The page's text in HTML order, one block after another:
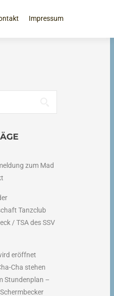
Impressum
zum Mad
Tanzclub
/ TSA des SSV
eröffnet
Cha stehen
Stundenplan –